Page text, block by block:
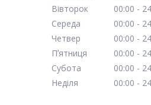
Вівторок
00:00
Середа
00:00
Четвер
00:00
Пʼятниця
00:00
Субота
00:00
Неділя
00:00